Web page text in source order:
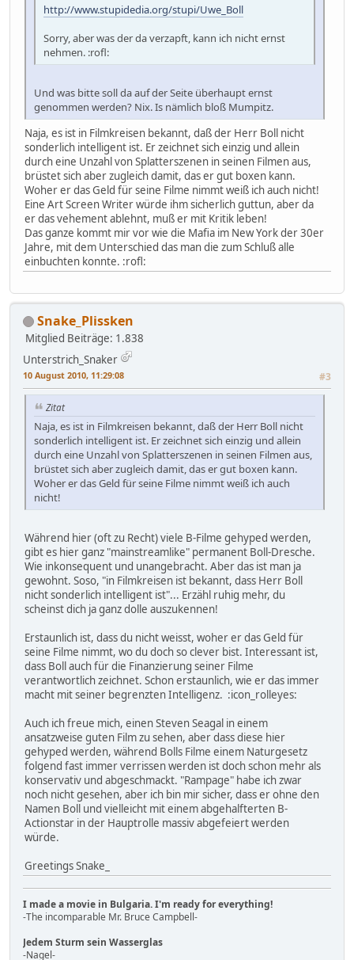
http://www.stupidedia.org/stupi/Uwe_Boll
Sorry, aber was der da verzapft, kann ich nicht ernst
nehmen. :rofl:
Und was bitte soll da auf der Seite überhaupt ernst
genommen werden? Nix. Is nämlich bloß Mumpitz.
Naja, es ist in Filmkreisen bekannt, daß der Herr Boll nicht
sonderlich intelligent ist. Er zeichnet sich einzig und allein
durch eine Unzahl von Splatterszenen in seinen Filmen aus,
brüstet sich aber zugleich damit, das er gut boxen kann.
Woher er das Geld für seine Filme nimmt weiß ich auch nicht!
Eine Art Screen Writer würde ihm sicherlich guttun, aber da
er das vehement ablehnt, muß er mit Kritik leben!
Das ganze kommt mir vor wie die Mafia im New York der 30er
Jahre, mit dem Unterschied das man die zum Schluß alle
einbuchten konnte. :rofl:
Snake_Plissken
Mitglied Beiträge: 1.838
Unterstrich_Snaker
10 August 2010, 11:29:08 #3
Zitat
Naja, es ist in Filmkreisen bekannt, daß der Herr Boll nicht
sonderlich intelligent ist. Er zeichnet sich einzig und allein
durch eine Unzahl von Splatterszenen in seinen Filmen aus,
brüstet sich aber zugleich damit, das er gut boxen kann.
Woher er das Geld für seine Filme nimmt weiß ich auch
nicht!
Während hier (oft zu Recht) viele B-Filme gehyped werden,
gibt es hier ganz "mainstreamlike" permanent Boll-Dresche.
Wie inkonsequent und unangebracht. Aber das ist man ja
gewohnt. Soso, "in Filmkreisen ist bekannt, dass Herr Boll
nicht sonderlich intelligent ist"... Erzähl ruhig mehr, du
scheinst dich ja ganz dolle auszukennen!
Erstaunlich ist, dass du nicht weisst, woher er das Geld für
seine Filme nimmt, wo du doch so clever bist. Interessant ist,
dass Boll auch für die Finanzierung seiner Filme
verantwortlich zeichnet. Schon erstaunlich, wie er das immer
macht mit seiner begrenzten Intelligenz. :icon_rolleyes:
Auch ich freue mich, einen Steven Seagal in einem
ansatzweise guten Film zu sehen, aber dass diese hier
gehyped werden, während Bolls Filme einem Naturgesetz
folgend fast immer verrissen werden ist doch schon mehr als
konservativ und abgeschmackt. "Rampage" habe ich zwar
noch nicht gesehen, aber ich bin mir sicher, dass er ohne den
Namen Boll und vielleicht mit einem abgehalfterten B-
Actionstar in der Hauptrolle massiv abgefeiert werden
würde.
Greetings Snake_
I made a movie in Bulgaria. I'm ready for everything!
-The incomparable Mr. Bruce Campbell-
Jedem Sturm sein Wasserglas
-Nagel-